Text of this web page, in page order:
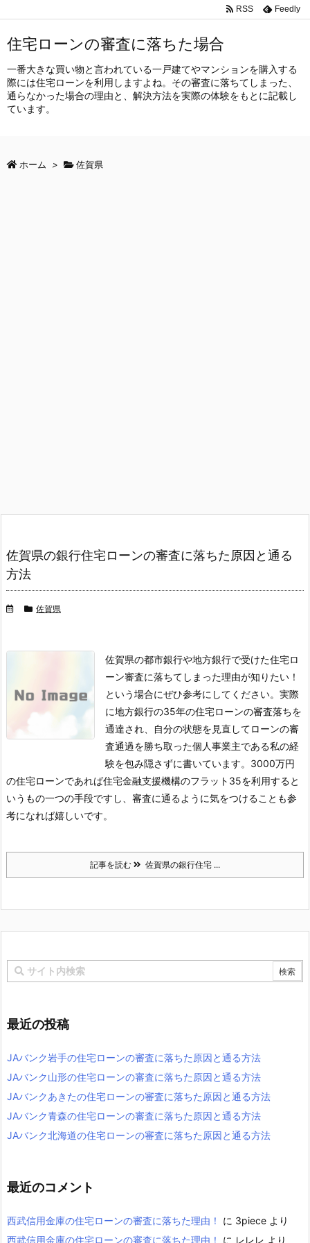
RSS Feedly
住宅ローンの審査に落ちた場合
一番大きな買い物と言われている一戸建てやマンションを購入する
際には住宅ローンを利用しますよね。その審査に落ちてしまった、
通らなかった場合の理由と、解決方法を実際の体験をもとに記載し
ています。
ホーム > 佐賀県
佐賀県の銀行住宅ローンの審査に落ちた原因と通る
方法
佐賀県
佐賀県の都市銀行や地方銀行で受けた住宅ロ
ーン審査に落ちてしまった理由が知りたい！
という場合にぜひ参考にしてください。実際
に地方銀行の35年の住宅ローンの審査落ちを
通達され、自分の状態を見直してローンの審
査通過を勝ち取った個人事業主である私の経
験を包み隠さずに書いています。3000万円
の住宅ローンであれば住宅金融支援機構のフラット35を利用すると
いうもの一つの手段ですし、審査に通るように気をつけることも参
考になれば嬉しいです。
記事を読む 佐賀県の銀行住宅 ...
最近の投稿
JAバンク岩手の住宅ローンの審査に落ちた原因と通る方法
JAバンク山形の住宅ローンの審査に落ちた原因と通る方法
JAバンクあきたの住宅ローンの審査に落ちた原因と通る方法
JAバンク青森の住宅ローンの審査に落ちた原因と通る方法
JAバンク北海道の住宅ローンの審査に落ちた原因と通る方法
最近のコメント
西武信用金庫の住宅ローンの審査に落ちた理由！ に 3piece より
西武信用金庫の住宅ローンの審査に落ちた理由！
に レレレ より